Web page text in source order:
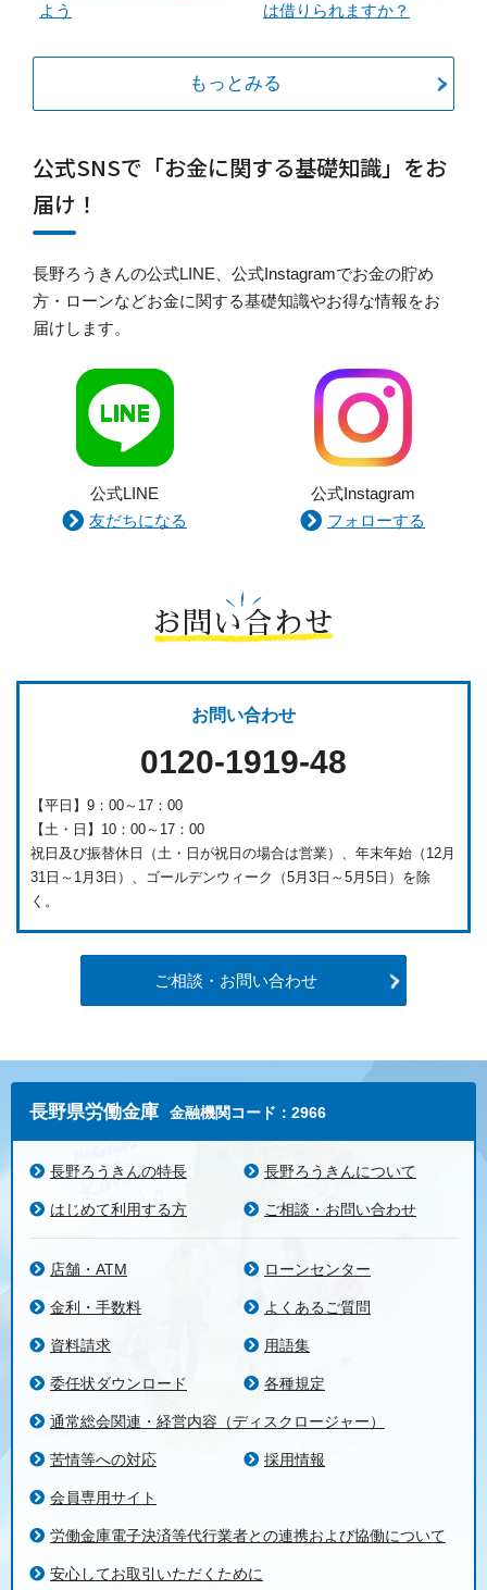
よう
は借りられますか？
もっとみる
公式SNSで「お金に関する基礎知識」をお
届け！
長野ろうきんの公式LINE、公式Instagramでお金の貯め
方・ローンなどお金に関する基礎知識やお得な情報をお
届けします。
公式LINE
友だちになる
公式Instagram
フォローする
お問い合わせ
お問い合わせ
0120-1919-48
【平日】9：00～17：00
【土・日】10：00～17：00
祝日及び振替休日（土・日が祝日の場合は営業）、年末年始（12月
31日～1月3日）、ゴールデンウィーク（5月3日～5月5日）を除
く。
ご相談・お問い合わせ
長野県労働金庫 金融機関コード：2966
長野ろうきんの特長 長野ろうきんについて
はじめて利用する方 ご相談・お問い合わせ
店舗・ATM ローンセンター
金利・手数料 よくあるご質問
資料請求 用語集
委任状ダウンロード 各種規定
通常総会関連・経営内容（ディスクロージャー）
苦情等への対応 採用情報
会員専用サイト
労働金庫電子決済等代行業者との連携および協働について
安心してお取引いただくために